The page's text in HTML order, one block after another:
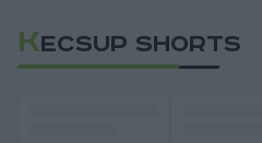
KECSUP SHORTS